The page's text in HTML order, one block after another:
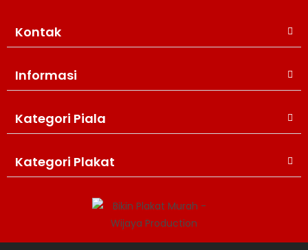
Kontak
Informasi
Kategori Piala
Kategori Plakat
Create The Impression